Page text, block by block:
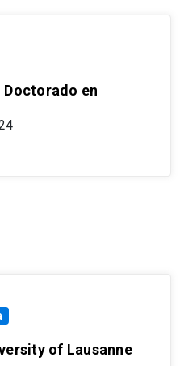
en
of Lausanne